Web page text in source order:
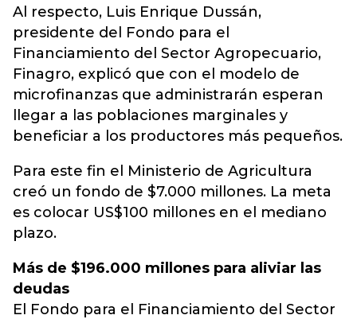
Al respecto, Luis Enrique Dussán,
presidente del Fondo para el
Financiamiento del Sector Agropecuario,
Finagro, explicó que con el modelo de
microfinanzas que administrarán esperan
llegar a las poblaciones marginales y
beneficiar a los productores más pequeños.
Para este fin el Ministerio de Agricultura
creó un fondo de $7.000 millones. La meta
es colocar US$100 millones en el mediano
plazo.
Más de $196.000 millones para aliviar las
deudas
El Fondo para el Financiamiento del Sector